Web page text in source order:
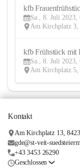
kfb
Sa., 8. Juli 2023,
kfb Frühstück mit
Sa., 8. Juli 2023,
Kontakt
Am Kirchplatz 13,
gde@st-veit-
+43 3453 26290
Geschlossen